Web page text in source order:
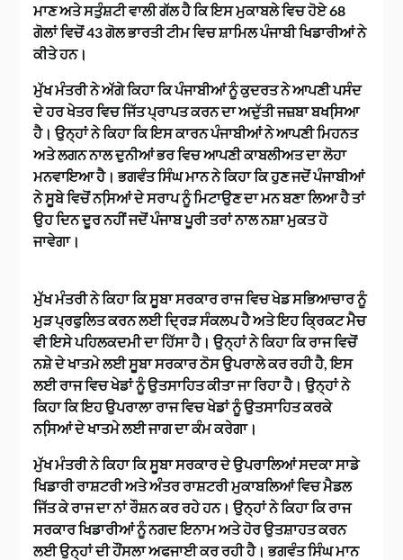
ਮਾਣ ਅਤੇ ਸਤੁੰਸ਼ਟੀ ਵਾਲੀ ਗੱਲ ਹੈ ਕਿ ਇਸ ਮੁਕਾਬਲੇ ਵਿਚ ਹੋਏ 68
ਗੋਲਾਂ ਵਿਚੋਂ 43 ਗੋਲ ਭਾਰਤੀ ਟੀਮ ਵਿਚ ਸ਼ਾਮਿਲ ਪੰਜਾਬੀ ਖਿਡਾਰੀਆਂ ਨੇ
ਕੀਤੇ ਹਨ।
ਮੁੱਖ ਮੰਤਰੀ ਨੇ ਅੱਗੇ ਕਿਹਾ ਕਿ ਪੰਜਾਬੀਆਂ ਨੂੰ ਕੁਦਰਤ ਨੇ ਆਪਣੀ ਪਸੰਦ
ਦੇ ਹਰ ਖੇਤਰ ਵਿਚ ਜਿੱਤ ਪ੍ਰਾਪਤ ਕਰਨ ਦਾ ਅਦੁੱਤੀ ਜਜ਼ਬਾ ਬਖਸਿ਼ਆ
ਹੈ। ਉਨ੍ਹਾਂ ਨੇ ਕਿਹਾ ਕਿ ਇਸ ਕਾਰਨ ਪੰਜਾਬੀਆਂ ਨੇ ਆਪਣੀ ਮਿਹਨਤ
ਅਤੇ ਲਗਨ ਨਾਲ ਦੁਨੀਆਂ ਭਰ ਵਿਚ ਆਪਣੀ ਕਾਬਲੀਅਤ ਦਾ ਲੋਹਾ
ਮਨਵਾਇਆ ਹੈ। ਭਗਵੰਤ ਸਿੰਘ ਮਾਨ ਨੇ ਕਿਹਾ ਕਿ ਹੁਣ ਜਦੋਂ ਪੰਜਾਬੀਆਂ
ਨੇ ਸੂਬੇ ਵਿਚੋਂ ਨਸਿ਼ਆਂ ਦੇ ਸਰਾਪ ਨੂੰ ਮਿਟਾਉਣ ਦਾ ਮਨ ਬਣਾ ਲਿਆ ਹੈ ਤਾਂ
ਉਹ ਦਿਨ ਦੂਰ ਨਹੀਂ ਜਦੋਂ ਪੰਜਾਬ ਪੂਰੀ ਤਰਾਂ ਨਾਲ ਨਸ਼ਾ ਮੁਕਤ ਹੋ
ਜਾਵੇਗਾ।
ਮੁੱਖ ਮੰਤਰੀ ਨੇ ਕਿਹਾ ਕਿ ਸੂਬਾ ਸਰਕਾਰ ਰਾਜ ਵਿਚ ਖੇਡ ਸਭਿਆਚਾਰ ਨੂੰ
ਮੁੜ ਪ੍ਰਫੁਲਿਤ ਕਰਨ ਲਈ ਦ੍ਰਿੜ ਸੰਕਲਪ ਹੈ ਅਤੇ ਇਹ ਕ੍ਰਿਕਟ ਮੈਚ
ਵੀ ਇਸੇ ਪਹਿਲਕਦਮੀ ਦਾ ਹਿੱਸਾ ਹੈ। ਉਨ੍ਹਾਂ ਨੇ ਕਿਹਾ ਕਿ ਰਾਜ ਵਿਚੋਂ
ਨਸ਼ੇ ਦੇ ਖਾਤਮੇ ਲਈ ਸੂਬਾ ਸਰਕਾਰ ਠੋਸ ਉਪਰਾਲੇ ਕਰ ਰਹੀ ਹੈ, ਇਸ
ਲਈ ਰਾਜ ਵਿਚ ਖੇਡਾਂ ਨੂੰ ਉਤਸਾਹਿਤ ਕੀਤਾ ਜਾ ਰਿਹਾ ਹੈ। ਉਨ੍ਹਾਂ ਨੇ
ਕਿਹਾ ਕਿ ਇਹ ਉਪਰਾਲਾ ਰਾਜ ਵਿਚ ਖੇਡਾਂ ਨੂੰ ਉਤਸਾਹਿਤ ਕਰਕੇ
ਨਸਿ਼ਆਂ ਦੇ ਖਾਤਮੇ ਲਈ ਜਾਗ ਦਾ ਕੰਮ ਕਰੇਗਾ।
ਮੁੱਖ ਮੰਤਰੀ ਨੇ ਕਿਹਾ ਕਿ ਸੂਬਾ ਸਰਕਾਰ ਦੇ ਉਪਰਾਲਿਆਂ ਸਦਕਾ ਸਾਡੇ
ਖਿਡਾਰੀ ਰਾਸ਼ਟਰੀ ਅਤੇ ਅੰਤਰ ਰਾਸ਼ਟਰੀ ਮੁਕਾਬਲਿਆਂ ਵਿਚ ਮੈਡਲ
ਜਿੱਤ ਕੇ ਰਾਜ ਦਾ ਨਾਂ ਰੌਸ਼ਨ ਕਰ ਰਹੇ ਹਨ। ਉਨ੍ਹਾਂ ਨੇ ਕਿਹਾ ਕਿ ਰਾਜ
ਸਰਕਾਰ ਖਿਡਾਰੀਆਂ ਨੂੰ ਨਗਦ ਇਨਾਮ ਅਤੇ ਹੋਰ ਉਤਸ਼ਾਹਤ ਕਰਨ
ਲਈ ਉਨ੍ਹਾਂ ਦੀ ਹੌਂਸਲਾ ਅਫਜਾਈ ਕਰ ਰਹੀ ਹੈ। ਭਗਵੰਤ ਸਿੰਘ ਮਾਨ